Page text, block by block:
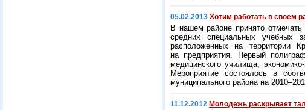
05.02.2013 Хотим работать в своем
В нашем районе принято
средних специальных учебных
расположенных на территории
на предприятия. Первый
медицинского училища,
Мероприятие состоялось в
муниципального района на
11.12.2012 Молодежь раскрывает